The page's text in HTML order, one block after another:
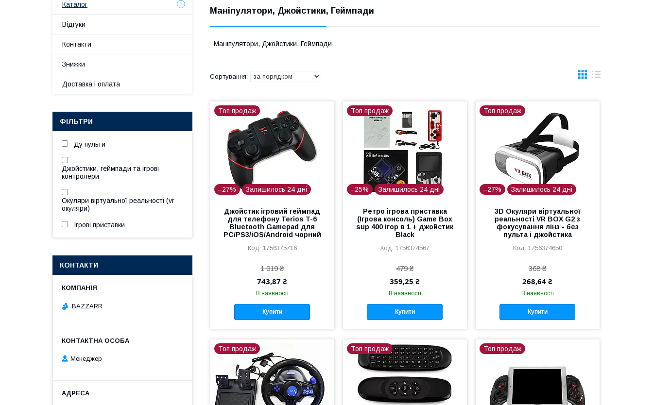
Маніпулятори, Джойстики, Геймпади
Маніпулятори, Джойстики, Геймпади
Топ продаж
–27% Залишилось 24 дні
Джойстик ігровий геймпад
для телефону Terios T-6
Bluetooth Gamepad для
PC/PS3/iOS/Android чорний
1756375716
1 019 ₴
743,87 ₴
В наявності
Купити
Топ продаж
–25% Залишилось 24 дні
Ретро ігрова приставка
(Ігрова консоль) Game Box
sup 400 ігор в 1 + джойстик
Black
1756374567
479 ₴
359,25 ₴
В наявності
Купити
Топ продаж
–27% Залишилось 24 дні
3D Окуляри віртуальної
реальності VR BOX G2 з
фокусування лінз - без
пульта і джойстика
1756374650
368 ₴
268,64 ₴
В наявності
Купити
Топ продаж Топ продаж Топ продаж
Каталог
Відгуки
Контакти
Знижки
Доставка і оплата
ФІЛЬТРИ
Ду пульти
Джойстики, геймпади та ігрові
контролери
Окуляри віртуальної реальності (vr
окуляри)
Ігрові приставки
КОНТАКТИ
BAZZARR
Менеджер